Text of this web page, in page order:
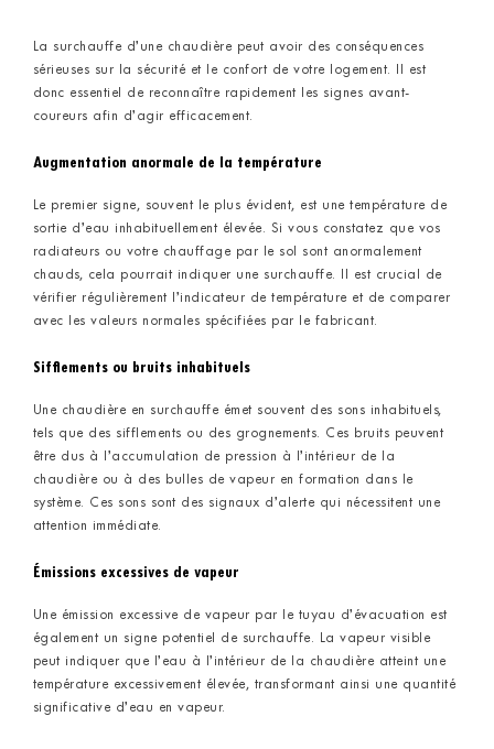
La surchauffe d’une chaudière peut avoir des conséquences
sérieuses sur la sécurité et le confort de votre logement. Il est
donc essentiel de reconnaître rapidement les signes avant-
coureurs afin d’agir efficacement.
Augmentation anormale de la température
Le premier signe, souvent le plus évident, est une température de
sortie d’eau inhabituellement élevée. Si vous constatez que vos
radiateurs ou votre chauffage par le sol sont anormalement
chauds, cela pourrait indiquer une surchauffe. Il est crucial de
vérifier régulièrement l’indicateur de température et de comparer
avec les valeurs normales spécifiées par le fabricant.
Sifflements ou bruits inhabituels
Une chaudière en surchauffe émet souvent des sons inhabituels,
tels que des sifflements ou des grognements. Ces bruits peuvent
être dus à l’accumulation de pression à l’intérieur de la
chaudière ou à des bulles de vapeur en formation dans le
système. Ces sons sont des signaux d’alerte qui nécessitent une
attention immédiate.
Émissions excessives de vapeur
Une émission excessive de vapeur par le tuyau d’évacuation est
également un signe potentiel de surchauffe. La vapeur visible
peut indiquer que l’eau à l’intérieur de la chaudière atteint une
température excessivement élevée, transformant ainsi une quantité
significative d’eau en vapeur.